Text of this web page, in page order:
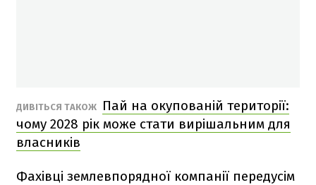
ДИВІТЬСЯ ТАКОЖ
Пай на окупованій території:
чому 2028 рік може стати вирішальним для
власників
Фахівці землевпорядної компанії передусім